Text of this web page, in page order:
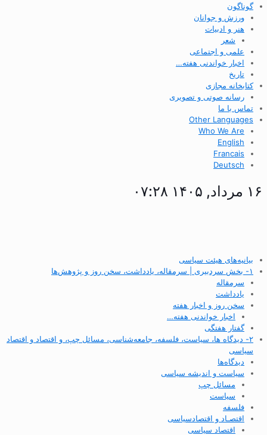
گوناگون
ورزش و جوانان
هنر و ادبیات
شعر
علمی و اجتماعی
اخبار خواندنی هفته…
تاریخ
کتابخانه مجازی
رسانه صوتی و تصویری
تماس با ما
Other Languages
Who We Are
English
Francais
Deutsch
۱۶ مرداد, ۱۴۰۵ ۰۷:۲۸
بیانیه‌های هیئت سیاسی
۱- بخش سردبیری | سرمقاله، یادداشت، سخن روز و پژوهش‌ها
سرمقاله
یادداشت
سخن روز و اخبار هفته
اخبار خواندنی هفته…
گفتار هفتگی
۲- دیدگاه ها، سیاست، فلسفه، جامعه‌شناسی، مسائل چپ، و اقتصاد و اقتصاد
سیاسی
دیدگاه‌ها
سیاست و اندیشه سیاسی
مسائل چپ
سیاست
فلسفه
اقتصـاد و اقتصاد‌سیاسی
اقتصاد سیاسی